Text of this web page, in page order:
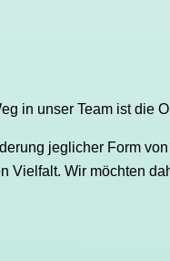
in unser Team ist die
jeglicher Form
Vielfalt. Wir möchten